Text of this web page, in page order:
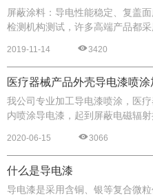
屏蔽涂料：导电性能稳定、复盖
检测机构测试，许多高端产品都采用屏蔽
电性能较差、复盖面差，如转角
很理想的屏蔽效果。
2019-11-14 3420
医疗器械产品外壳导电漆喷涂
我公司专业加工导电漆喷涂，医
内喷涂导电漆，起到屏蔽电磁辐
铜导电漆、镍导电漆等。电阻一
有特别要求的可使用NX-302/NX-
5B，可以通过3M百格测试。
2020-06-15 3066
什么是导电漆
导电漆是采用含铜、银等复合微